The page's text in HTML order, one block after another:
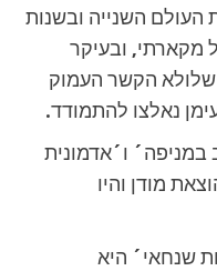
השנייה ובשנות
מקארתי, ובעיקר
הקשר העמוק
נאלצו להתמודד.
ו´אדמונית
מודן והיו
שנחאי´ היא